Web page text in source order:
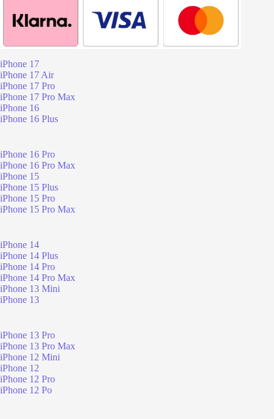
iPhone 17
iPhone 17 Air
iPhone 17 Pro
iPhone 17 Pro Max
iPhone 16
iPhone 16 Plus
iPhone 16 Pro
iPhone 16 Pro Max
iPhone 15
iPhone 15 Plus
iPhone 15 Pro
iPhone 15 Pro Max
iPhone 14
iPhone 14 Plus
iPhone 14 Pro
iPhone 14 Pro Max
iPhone 13 Mini
iPhone 13
iPhone 13 Pro
iPhone 13 Pro Max
iPhone 12 Mini
iPhone 12
iPhone 12 Pro
iPhone 12 Po